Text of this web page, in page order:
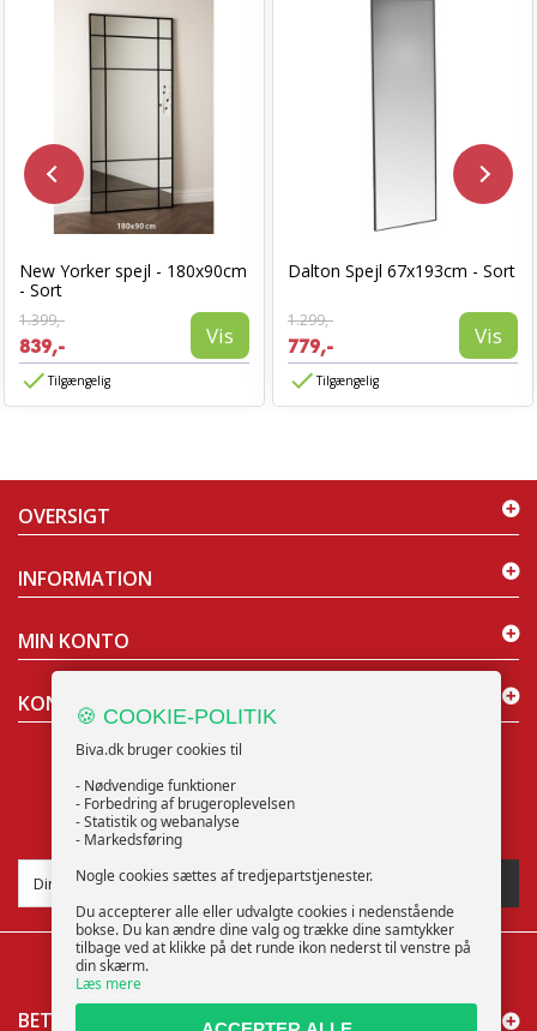
New Yorker spejl - 180x90cm
- Sort
1.399,-
839,- Vis
Tilgængelig
Dalton Spejl 67x193cm - Sort
1.299,-
779,- Vis
Tilgængelig
OVERSIGT
INFORMATION
MIN KONTO
KONTAKT OS
NYHEDSBREV
BETALINGSMÅDER
🍪 COOKIE-POLITIK
Biva.dk bruger cookies til
- Nødvendige funktioner
- Forbedring af brugeroplevelsen
- Statistik og webanalyse
- Markedsføring
Nogle cookies sættes af tredjepartstjenester.
Du accepterer alle eller udvalgte cookies i nedenstående
bokse. Du kan ændre dine valg og trække dine samtykker
tilbage ved at klikke på det runde ikon nederst til venstre på
din skærm.
Læs mere